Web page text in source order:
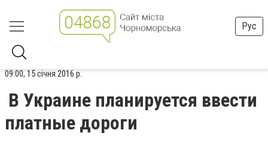
Рус
09:00, 15 січня 2016 р.
В Украине планируется ввести
платные дороги